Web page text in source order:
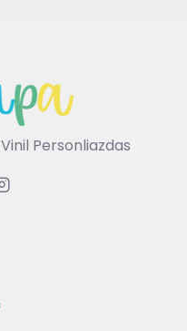
Personliazdas